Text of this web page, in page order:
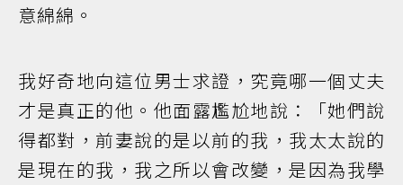
意綿綿。
我好奇地向這位男士求證，究竟哪一個丈夫
才是真正的他。他面露尷尬地說：「她們說
得都對，前妻說的是以前的我，我太太說的
是現在的我，我之所以會改變，是因為我學